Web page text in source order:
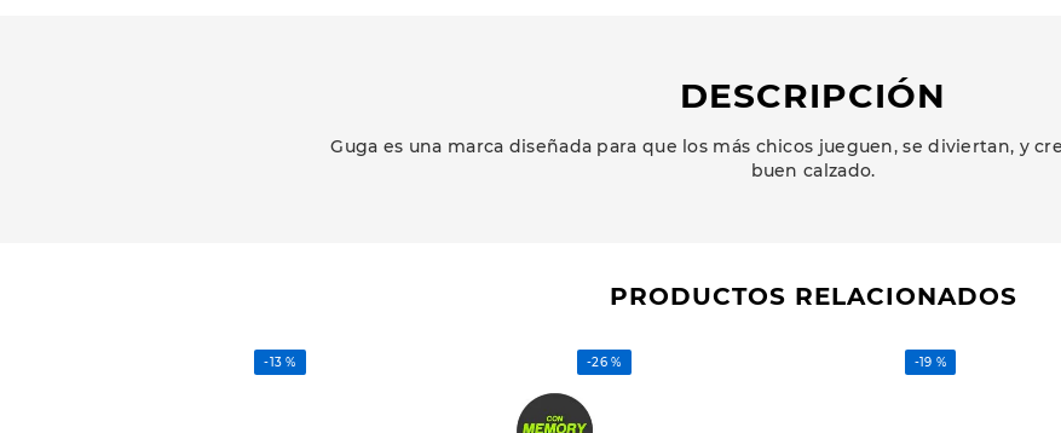
DESCRIPCIÓN
Guga es una marca diseñada para que los más chicos jueguen, se diviertan, y
buen calzado.
PRODUCTOS RELACIONADOS
-13 % -26 % -19 %